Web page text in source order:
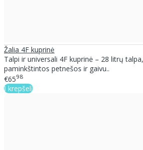
Žalia 4F kuprinė
Talpi ir universali 4F kuprinė – 28 litrų
paminkštintos petnešos ir gaivu..
€6598
Į krepšelį